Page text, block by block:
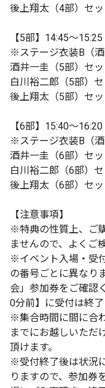
後上翔太（4部）セッ
【5部】14:45〜
※ステージ衣装B（酒
酒井一圭（5部）セッ
白川裕二郎（5部）
後上翔太（5部）セッ
【6部】15:40〜
※ステージ衣装B（酒
酒井一圭（6部）セッ
白川裕二郎（6部）
後上翔太（6部）セッ
【注意事項】
※特典の性質上、ご
ませんので、よくご
※イベント入場・受
の番号ごとに異なり
会」参加券をご確認
0分前】に受付は終
※集合時間に間に合
までにお越しいただ
頂けます。
※受付終了後は状況
りますので、参加券